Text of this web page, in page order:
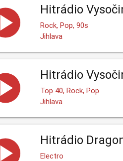
Hitrádio
Rock, Pop, 90s
Jihlava
Hitrádio
Top 40, Rock, Pop
Jihlava
Hitrádio
Electro